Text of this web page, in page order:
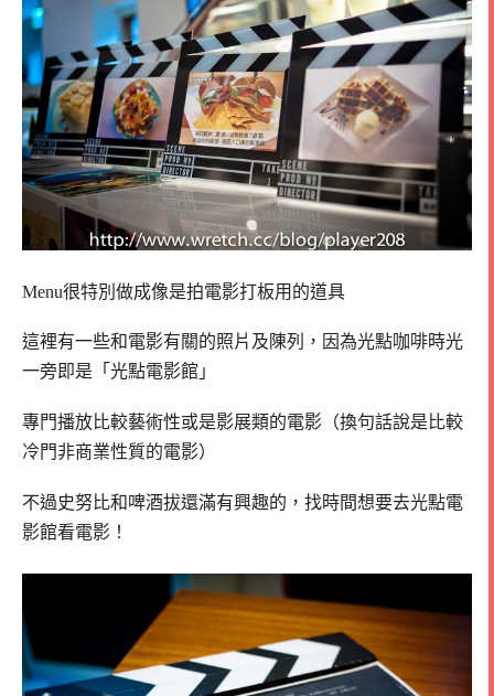
Menu很特別做成像是拍電影打板用的道具
這裡有一些和電影有關的照片及陳列，因為光點咖啡時光
一旁即是「光點電影館」
專門播放比較藝術性或是影展類的電影（換句話說是比較
冷門非商業性質的電影）
不過史努比和啤酒拔還滿有興趣的，找時間想要去光點電
影館看電影！